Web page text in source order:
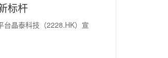
标杆
台晶泰科技（2228.HK）宣